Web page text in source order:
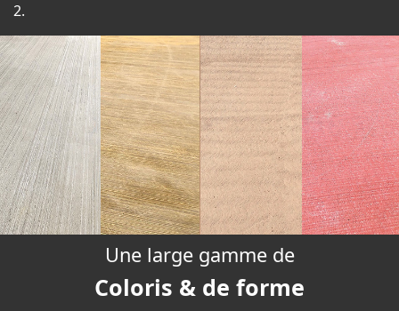
Une large gamme de
Coloris & de forme